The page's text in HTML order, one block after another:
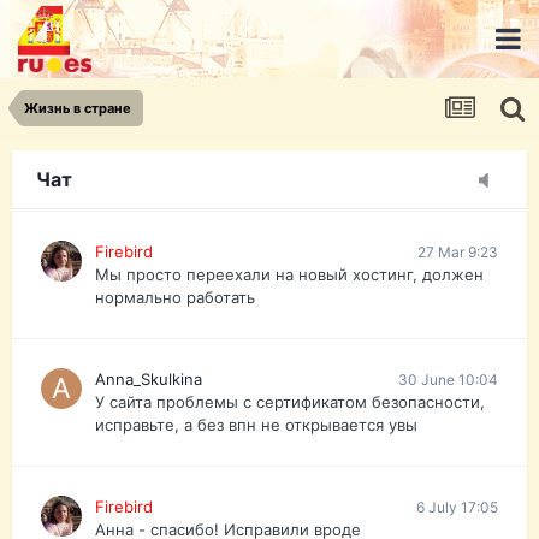
Жизнь в стране
Чат
urist.dokument@gmail.com
https://pasport-ua.com/
Телеграмм @uristpassua
Firebird
Друзья - из России без VPN сайт и форум
Firebird 27 Mar 9:23
Мы просто переехали на новый хостинг, должен
нормально работать
Anna_Skulkina 30 June 10:04
У сайта проблемы с сертификатом безопасности,
исправьте, а без впн не открывается увы
Firebird 6 July 17:05
Анна - спасибо! Исправили вроде